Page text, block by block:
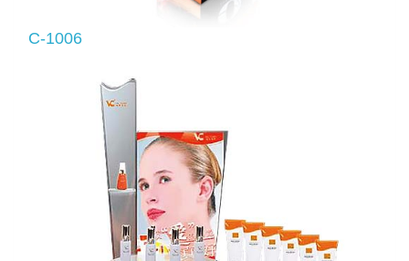
C-1006